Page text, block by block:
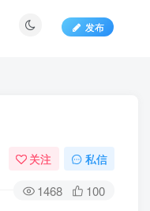
发布
关注 私信
1468 100